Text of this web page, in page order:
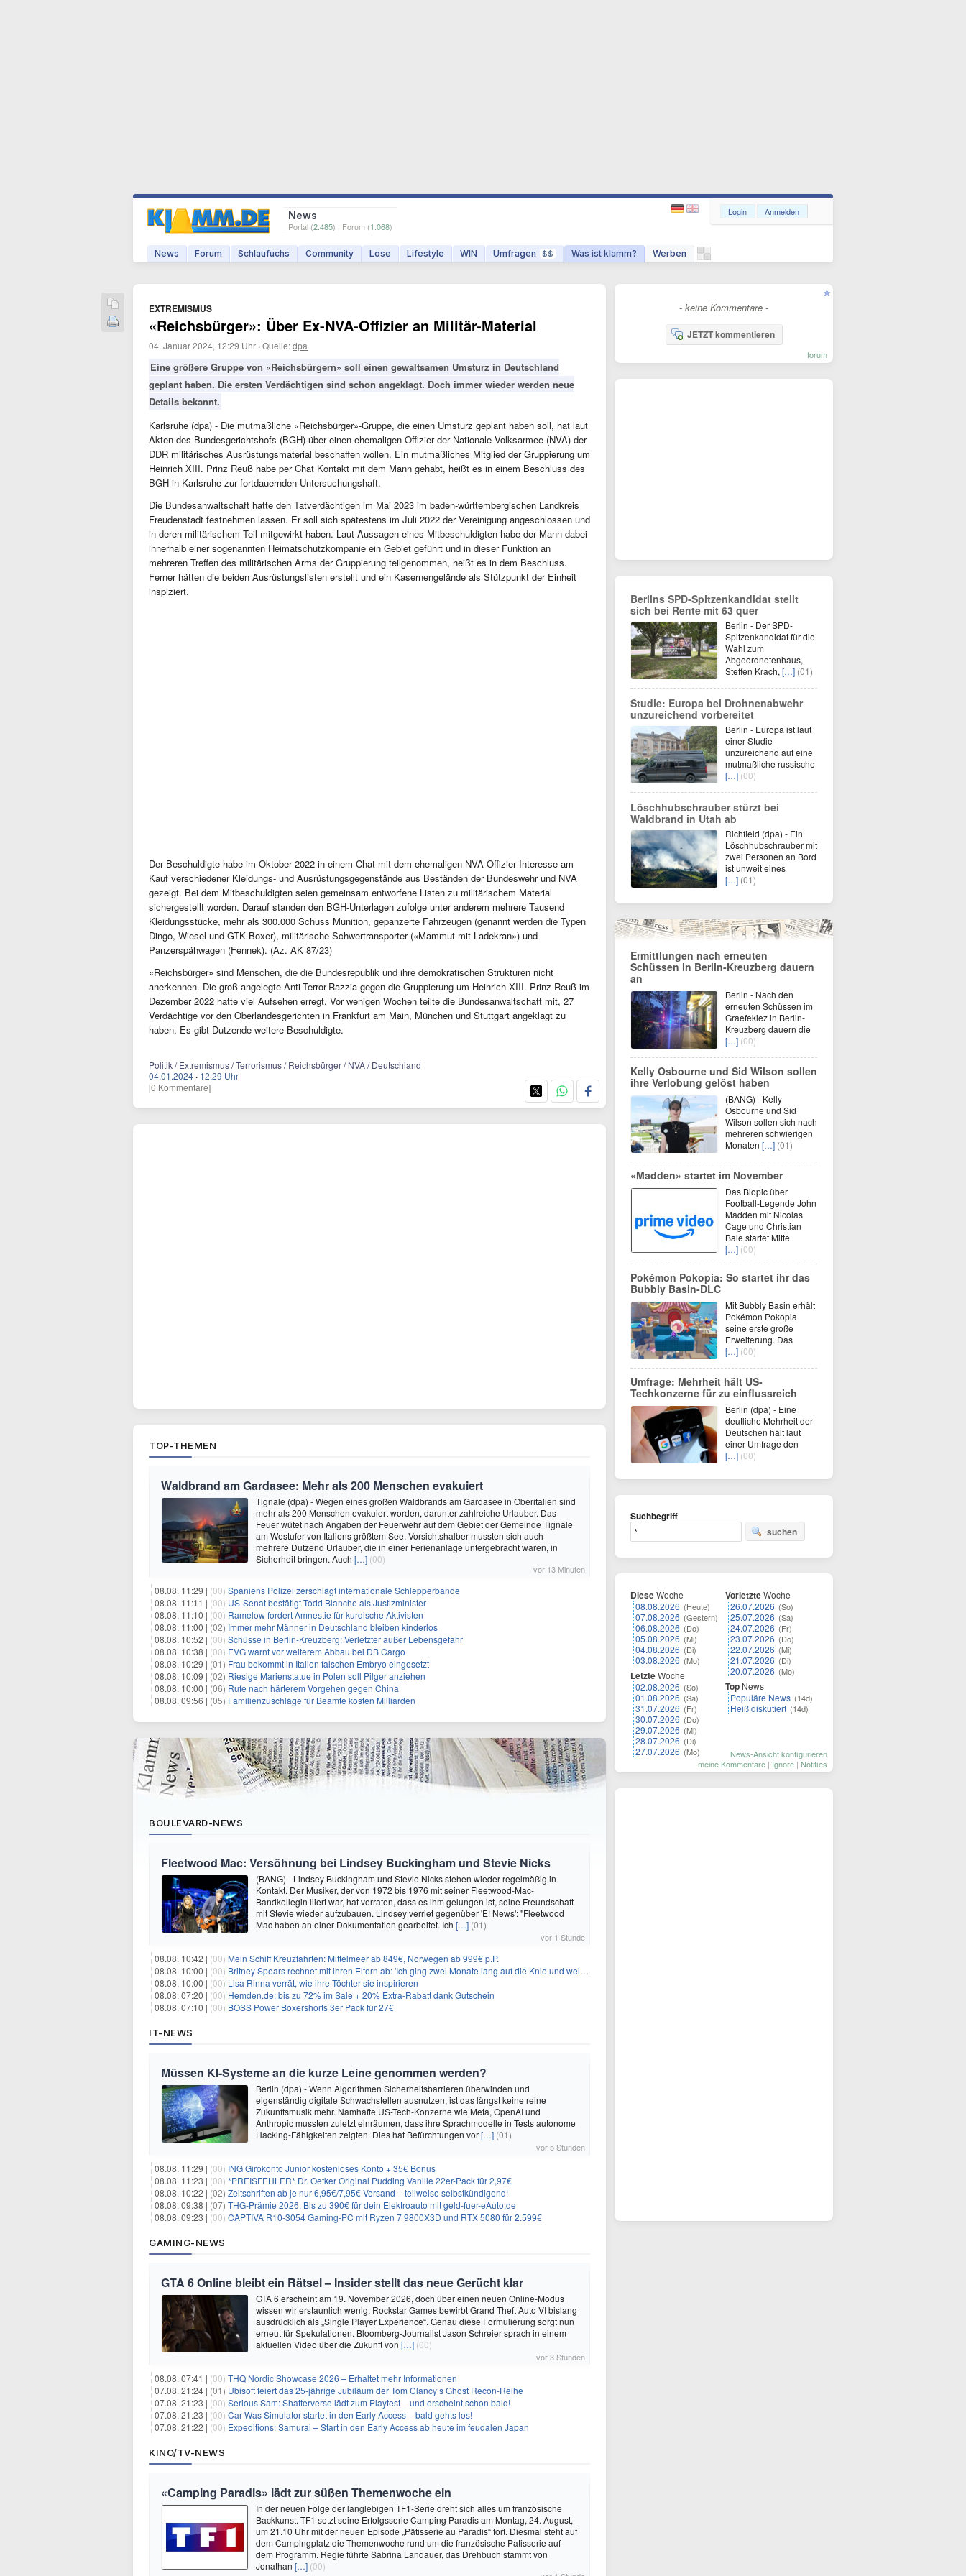
News
Portal (2.485) · Forum (1.068)
News Forum Schlaufuchs Community Lose Lifestyle WIN Umfragen $$ Was ist klamm? Werben
Login Anmelden
EXTREMISMUS
«Reichsbürger»: Über Ex-NVA-Offizier an Militär-Material
04. Januar 2024, 12:29 Uhr ·Quelle:dpa
Eine größere Gruppe von «Reichsbürgern» soll einen gewaltsamen Umsturz in Deutschland
geplant haben. Die ersten Verdächtigen sind schon angeklagt. Doch immer wieder werden neue
Details bekannt.
Karlsruhe (dpa) - Die mutmaßliche «Reichsbürger»-Gruppe, die einen Umsturz geplant haben soll, hat laut
Akten des Bundesgerichtshofs (BGH) über einen ehemaligen Offizier der Nationale Volksarmee (NVA) der
DDR militärisches Ausrüstungsmaterial beschaffen wollen. Ein mutmaßliches Mitglied der Gruppierung um
Heinrich XIII. Prinz Reuß habe per Chat Kontakt mit dem Mann gehabt, heißt es in einem Beschluss des
BGH in Karlsruhe zur fortdauernden Untersuchungshaft.
Die Bundesanwaltschaft hatte den Tatverdächtigen im Mai 2023 im baden-württembergischen Landkreis
Freudenstadt festnehmen lassen. Er soll sich spätestens im Juli 2022 der Vereinigung angeschlossen und
in deren militärischem Teil mitgewirkt haben. Laut Aussagen eines Mitbeschuldigten habe der Mann dabei
innerhalb einer sogenannten Heimatschutzkompanie ein Gebiet geführt und in dieser Funktion an
mehreren Treffen des militärischen Arms der Gruppierung teilgenommen, heißt es in dem Beschluss.
Ferner hätten die beiden Ausrüstungslisten erstellt und ein Kasernengelände als Stützpunkt der Einheit
inspiziert.
Der Beschuldigte habe im Oktober 2022 in einem Chat mit dem ehemaligen NVA-Offizier Interesse am
Kauf verschiedener Kleidungs- und Ausrüstungsgegenstände aus Beständen der Bundeswehr und NVA
gezeigt. Bei dem Mitbeschuldigten seien gemeinsam entworfene Listen zu militärischem Material
sichergestellt worden. Darauf standen den BGH-Unterlagen zufolge unter anderem mehrere Tausend
Kleidungsstücke, mehr als 300.000 Schuss Munition, gepanzerte Fahrzeugen (genannt werden die Typen
Dingo, Wiesel und GTK Boxer), militärische Schwertransporter («Mammut mit Ladekran») und
Panzerspähwagen (Fennek). (Az. AK 87/23)
«Reichsbürger» sind Menschen, die die Bundesrepublik und ihre demokratischen Strukturen nicht
anerkennen. Die groß angelegte Anti-Terror-Razzia gegen die Gruppierung um Heinrich XIII. Prinz Reuß im
Dezember 2022 hatte viel Aufsehen erregt. Vor wenigen Wochen teilte die Bundesanwaltschaft mit, 27
Verdächtige vor den Oberlandesgerichten in Frankfurt am Main, München und Stuttgart angeklagt zu
haben. Es gibt Dutzende weitere Beschuldigte.
Politik / Extremismus / Terrorismus / Reichsbürger / NVA / Deutschland
04.01.2024 · 12:29 Uhr
[0 Kommentare]
TOP-THEMEN
Waldbrand am Gardasee: Mehr als 200 Menschen evakuiert
Tignale (dpa) - Wegen eines großen Waldbrands am Gardasee in Oberitalien sind
mehr als 200 Menschen evakuiert worden, darunter zahlreiche Urlauber. Das
Feuer wütet nach Angaben der Feuerwehr auf dem Gebiet der Gemeinde Tignale
am Westufer von Italiens größtem See. Vorsichtshalber mussten sich auch
mehrere Dutzend Urlauber, die in einer Ferienanlage untergebracht waren, in
Sicherheit bringen. Auch […] (00)
vor 13 Minuten
08.08. 11:29 | (00) Spaniens Polizei zerschlägt internationale Schlepperbande
08.08. 11:11 | (00) US-Senat bestätigt Todd Blanche als Justizminister
08.08. 11:10 | (00) Ramelow fordert Amnestie für kurdische Aktivisten
08.08. 11:00 | (02) Immer mehr Männer in Deutschland bleiben kinderlos
08.08. 10:52 | (00) Schüsse in Berlin-Kreuzberg: Verletzter außer Lebensgefahr
08.08. 10:38 | (00) EVG warnt vor weiterem Abbau bei DB Cargo
08.08. 10:29 | (01) Frau bekommt in Italien falschen Embryo eingesetzt
08.08. 10:09 | (02) Riesige Marienstatue in Polen soll Pilger anziehen
08.08. 10:00 | (06) Rufe nach härterem Vorgehen gegen China
08.08. 09:56 | (05) Familienzuschläge für Beamte kosten Milliarden
BOULEVARD-NEWS
Fleetwood Mac: Versöhnung bei Lindsey Buckingham und Stevie Nicks
(BANG) - Lindsey Buckingham und Stevie Nicks stehen wieder regelmäßig in
Kontakt. Der Musiker, der von 1972 bis 1976 mit seiner Fleetwood-Mac-
Bandkollegin liiert war, hat verraten, dass es ihm gelungen ist, seine Freundschaft
mit Stevie wieder aufzubauen. Lindsey verriet gegenüber 'E! News': "Fleetwood
Mac haben an einer Dokumentation gearbeitet. Ich […] (01)
vor 1 Stunde
08.08. 10:42 | (00) Mein Schiff Kreuzfahrten: Mittelmeer ab 849€, Norwegen ab 999€ p.P.
08.08. 10:00 | (00) Britney Spears rechnet mit ihren Eltern ab: 'Ich ging zwei Monate lang auf die Knie und weinte'
08.08. 10:00 | (00) Lisa Rinna verrät, wie ihre Töchter sie inspirieren
08.08. 07:20 | (00) Hemden.de: bis zu 72% im Sale + 20% Extra-Rabatt dank Gutschein
08.08. 07:10 | (00) BOSS Power Boxershorts 3er Pack für 27€
IT-NEWS
Müssen KI-Systeme an die kurze Leine genommen werden?
Berlin (dpa) - Wenn Algorithmen Sicherheitsbarrieren überwinden und
eigenständig digitale Schwachstellen ausnutzen, ist das längst keine reine
Zukunftsmusik mehr. Namhafte US-Tech-Konzerne wie Meta, OpenAI und
Anthropic mussten zuletzt einräumen, dass ihre Sprachmodelle in Tests autonome
Hacking-Fähigkeiten zeigten. Dies hat Befürchtungen vor[…] (01)
vor 5 Stunden
08.08. 11:29 | (00) ING Girokonto Junior kostenloses Konto + 35€ Bonus
08.08. 11:23 | (00) *PREISFEHLER* Dr. Oetker Original Pudding Vanille 22er-Pack für 2,97€
08.08. 10:22 | (02) Zeitschriften ab je nur 6,95€/7,95€ Versand – teilweise selbstkündigend!
08.08. 09:38 | (07) THG-Prämie 2026: Bis zu 390€ für dein Elektroauto mit geld-fuer-eAuto.de
08.08. 09:23 | (00) CAPTIVA R10-3054 Gaming-PC mit Ryzen 7 9800X3D und RTX 5080 für 2.599€
GAMING-NEWS
GTA 6 Online bleibt ein Rätsel – Insider stellt das neue Gerücht klar
GTA 6 erscheint am 19. November 2026, doch über einen neuen Online-Modus
wissen wir erstaunlich wenig. Rockstar Games bewirbt Grand Theft Auto VI bislang
ausdrücklich als „Single Player Experience“. Genau diese Formulierung sorgt nun
erneut für Spekulationen. Bloomberg-Journalist Jason Schreier sprach in einem
aktuellen Video über die Zukunft von […] (00)
vor 3 Stunden
08.08. 07:41 | (00) THQ Nordic Showcase 2026 – Erhaltet mehr Informationen
07.08. 21:24 | (01) Ubisoft feiert das 25-jährige Jubiläum der Tom Clancy’s Ghost Recon-Reihe
07.08. 21:23 | (00) Serious Sam: Shatterverse lädt zum Playtest – und erscheint schon bald!
07.08. 21:23 | (00) Car Was Simulator startet in den Early Access – bald gehts los!
07.08. 21:22 | (00) Expeditions: Samurai – Start in den Early Access ab heute im feudalen Japan
KINO/TV-NEWS
«Camping Paradis» lädt zur süßen Themenwoche ein
In der neuen Folge der langlebigen TF1-Serie dreht sich alles um französische
Backkunst. TF1 setzt seine Erfolgsserie Camping Paradis am Montag, 24. August,
um 21.10 Uhr mit der neuen Episode „Pâtisserie au Paradis“ fort. Diesmal steht auf
dem Campingplatz die Themenwoche rund um die französische Patisserie auf
dem Programm. Regie führte Sabrina Landauer, das Drehbuch stammt von
Jonathan […] (00)
- keine Kommentare -
JETZT kommentieren
forum
Berlins SPD-Spitzenkandidat stellt
sich bei Rente mit 63 quer
Berlin - Der SPD-
Spitzenkandidat für die
Wahl zum
Abgeordnetenhaus,
Steffen Krach, […] (01)
Studie: Europa bei Drohnenabwehr
unzureichend vorbereitet
Berlin - Europa ist laut
einer Studie
unzureichend auf eine
mutmaßliche russische
[…] (00)
Löschhubschrauber stürzt bei
Waldbrand in Utah ab
Richfield (dpa) - Ein
Löschhubschrauber mit
zwei Personen an Bord
ist unweit eines
[…] (01)
Ermittlungen nach erneuten
Schüssen in Berlin-Kreuzberg dauern
an
Berlin - Nach den
erneuten Schüssen im
Graefekiez in Berlin-
Kreuzberg dauern die
[…] (00)
Kelly Osbourne und Sid Wilson sollen
ihre Verlobung gelöst haben
(BANG) - Kelly
Osbourne und Sid
Wilson sollen sich nach
mehreren schwierigen
Monaten […] (01)
«Madden» startet im November
Das Biopic über
Football-Legende John
Madden mit Nicolas
Cage und Christian
Bale startet Mitte
[…] (00)
Pokémon Pokopia: So startet ihr das
Bubbly Basin-DLC
Mit Bubbly Basin erhält
Pokémon Pokopia
seine erste große
Erweiterung. Das
[…] (00)
Umfrage: Mehrheit hält US-
Techkonzerne für zu einflussreich
Berlin (dpa) - Eine
deutliche Mehrheit der
Deutschen hält laut
einer Umfrage den
[…] (00)
Suchbegriff
suchen
DieseWoche
08.08.2026 (Heute)
07.08.2026 (Gestern)
06.08.2026 (Do)
05.08.2026 (Mi)
04.08.2026 (Di)
03.08.2026 (Mo)
LetzteWoche
02.08.2026 (So)
01.08.2026 (Sa)
31.07.2026 (Fr)
30.07.2026 (Do)
29.07.2026 (Mi)
28.07.2026 (Di)
27.07.2026 (Mo)
VorletzteWoche
26.07.2026 (So)
25.07.2026 (Sa)
24.07.2026 (Fr)
23.07.2026 (Do)
22.07.2026 (Mi)
21.07.2026 (Di)
20.07.2026 (Mo)
Top News
Populäre News (14d)
Heiß diskutiert (14d)
News-Ansicht konfigurieren
meine Kommentare | Ignore | Notifies